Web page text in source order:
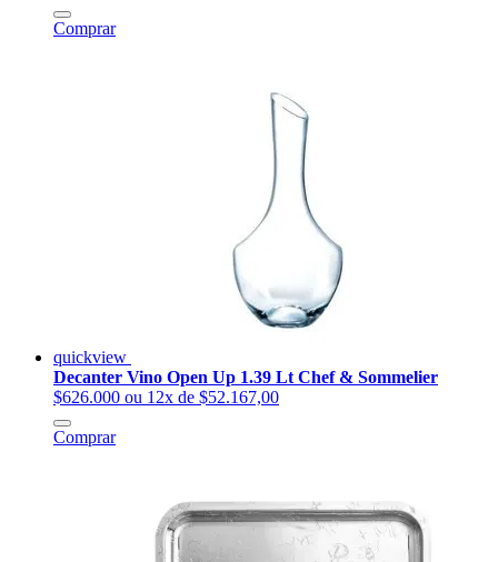
Comprar
quickview
Decanter Vino Open Up 1.39 Lt Chef & Sommelier
$626.000 ou 12x de $52.167,00
Comprar